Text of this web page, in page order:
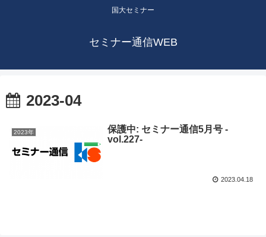
国大セミナー
セミナー通信WEB
2023-04
2023年
保護中: セミナー通信5月号 -
vol.227-
2023.04.18